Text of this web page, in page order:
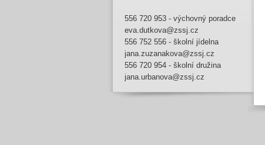
556 720 953 - výchovný poradce
eva.dutkova@zssj.cz
556 752 556 - školní jídelna
jana.zuzanakova@zssj.cz
556 720 954 - školní družina
jana.urbanova@zssj.cz